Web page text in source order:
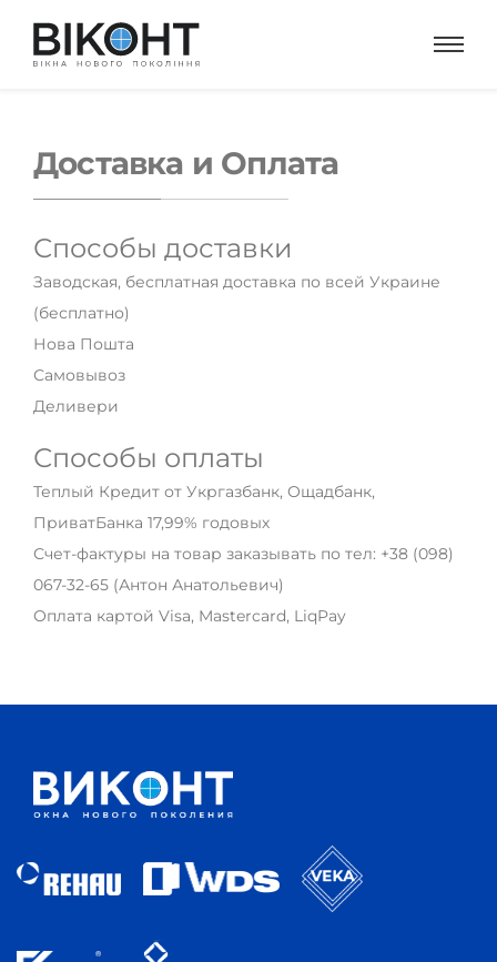
Доставка и Оплата
Способы доставки
Заводская, бесплатная доставка по всей Украине
(бесплатно)
Нова Пошта
Самовывоз
Деливери
Способы оплаты
Теплый Кредит от Укргазбанк, Ощадбанк,
ПриватБанка 17,99% годовых
Счет-фактуры на товар заказывать по тел: +38 (098)
067-32-65 (Антон Анатольевич)
Оплата картой Visa, Mastercard, LiqPay